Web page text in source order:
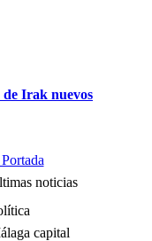
Irak nuevos
noticias
capital